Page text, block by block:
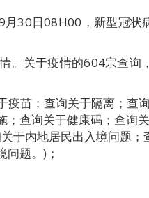
30日08H00，新型冠状
。关于疫情的604宗查询
疫苗；查询关于隔离；查
查询关于健康码；查询
于内地居民出入境问题；
问题。)；